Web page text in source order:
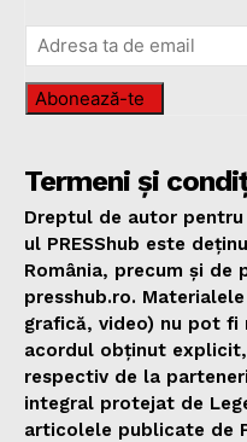
Abonează-te
Termeni și
Dreptul de autor
ul PRESShub este
România, precum și de
presshub.ro.
grafică, video) nu pot
acordul obținut explicit,
respectiv de la
integral protejat de
articolele publicate de